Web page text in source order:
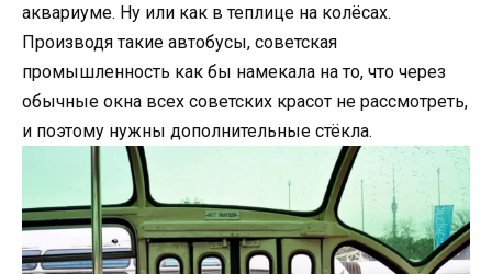
аквариуме. Ну или как в теплице на колёсах.
Производя такие автобусы, советская
промышленность как бы намекала на то, что через
обычные окна всех советских красот не рассмотреть,
и поэтому нужны дополнительные стёкла.